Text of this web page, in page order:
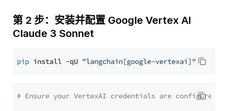
第 2 步：安装并配置 Google Vertex AI
Claude 3 Sonnet
pip install -qU "langchain[google-vertexai]"
# Ensure your VertexAI credentials are configured